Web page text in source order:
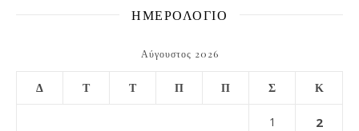
ΗΜΕΡΟΛΟΓΙΟ
Αύγουστος 2026
Δ Τ Τ Π Π Σ Κ
1 2